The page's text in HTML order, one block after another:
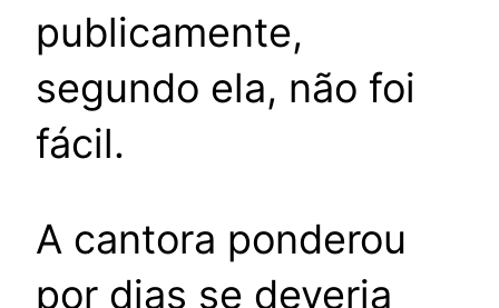
publicamente,
segundo ela, não foi
fácil.
A cantora ponderou
por dias se deveria